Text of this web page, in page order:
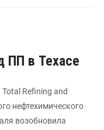
ПП в Техасе
Refining and
нефтехимического
возобновила